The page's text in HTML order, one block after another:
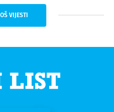
VIJESTI